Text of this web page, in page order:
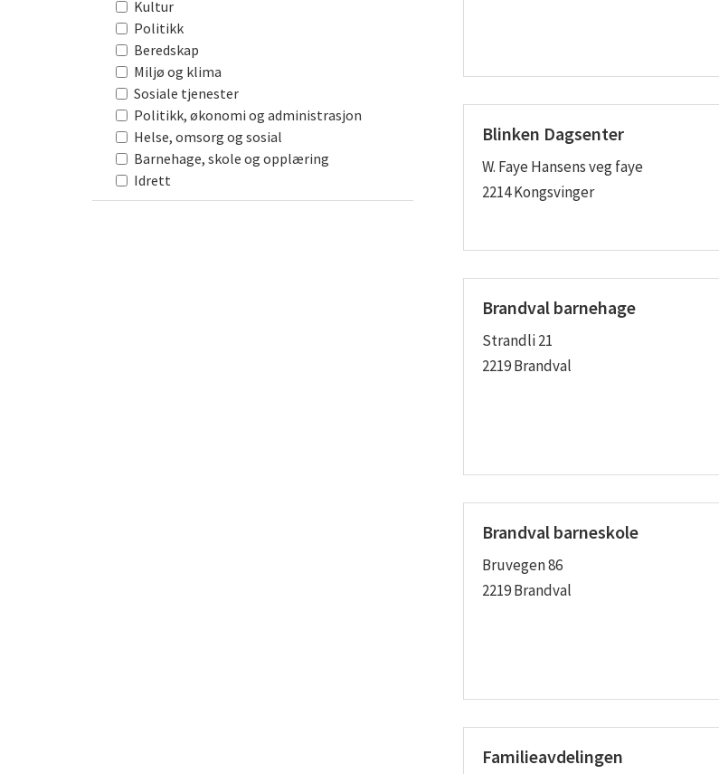
Kultur
Politikk
Beredskap
Miljø og klima
Sosiale tjenester
Politikk, økonomi og administrasjon
Helse, omsorg og sosial
Barnehage, skole og opplæring
Idrett
Blinken Dagsenter
W. Faye Hansens veg faye
2214 Kongsvinger
Brandval barnehage
Strandli 21
2219 Brandval
Brandval barneskole
Bruvegen 86
2219 Brandval
Familieavdelingen